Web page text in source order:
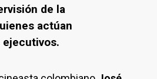
de la
actúan